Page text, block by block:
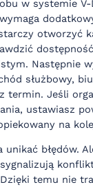
w systemie
otworzyć
Następnie
służbowy,
termin. Jeśli
ustawiasz
na
unikać błędów.
temu nie